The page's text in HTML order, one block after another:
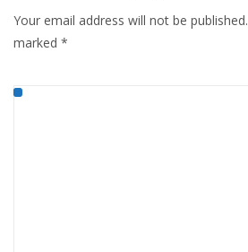
Your email address will not be published.
marked *